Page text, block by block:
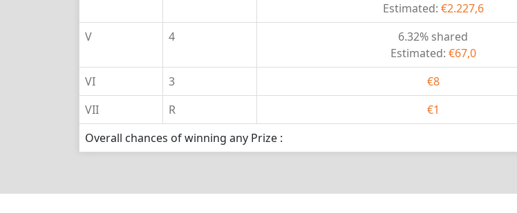
Estimated: €2.227,6
V 4
6.32% shared
Estimated: €67,0
VI 3 €8
VII
R €1
Overall chances of winning any Prize :